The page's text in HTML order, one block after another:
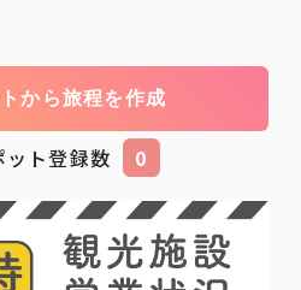
から旅程を作成
ト登録数 0